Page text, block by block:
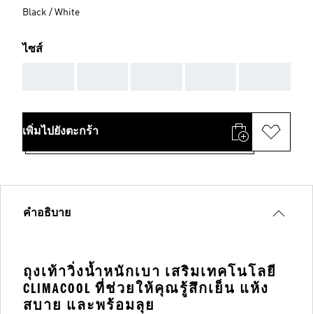
Black / White
ไซส์
เพิ่มไปยังตะกร้า
คำอธิบาย
ถุงเท้าวิ่งน้ำหนักเบา เสริมเทคโนโลยี
CLIMACOOL ที่ช่วยให้คุณรู้สึกเย็น แห้ง
สบาย และพร้อมลุย